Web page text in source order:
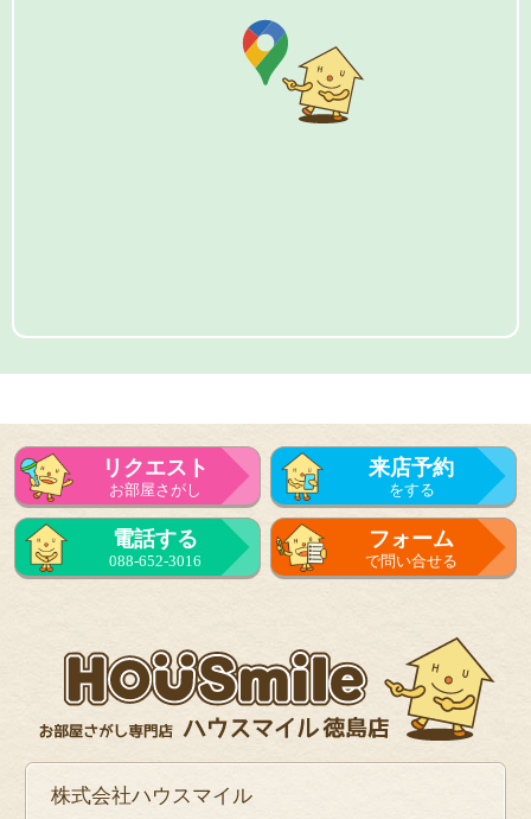
リクエスト
お部屋さがし
来店予約
をする
電話する
088-652-3016
フォーム
で問い合せる
株式会社ハウスマイル